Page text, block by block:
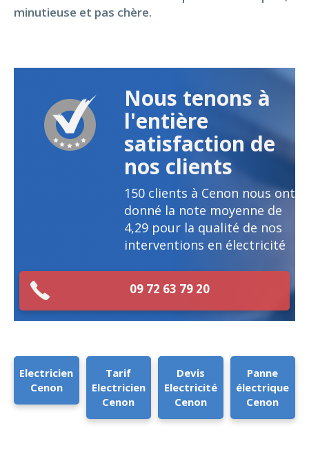
minutieuse et pas chère.
Nous tenons à
l'entière
satisfaction de
nos clients
150 clients à Cenon nous ont
donné la note moyenne de
4,29 pour la qualité de nos
interventions en électricité
09 72 63 79 20
Electricien
Cenon
Tarif
Electricien
Cenon
Devis
Electricité
Cenon
Panne
électrique
Cenon